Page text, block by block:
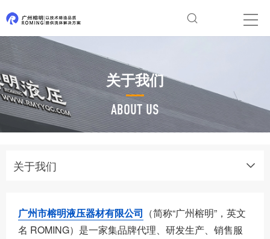
关于我们
ABOUT US
关于我们
广州市榕明液压器材有限公司 （简称“广州榕明”，英文
名 ROMING）是一家集品牌代理、研发生产、销售服